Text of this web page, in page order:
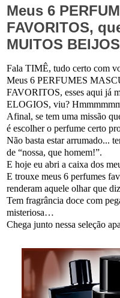
Meus 6
FAVORITOS,
MUITOS
Fala TIMÊ, tudo certo com
Meus 6 PERFUMES
FAVORITOS, esses aqui já
ELOGIOS, viu?
Afinal, se tem uma missão
é escolher o perfume certo
Não basta estar arrumado...
de “nossa, que homem!”.
E hoje eu abri a caixa dos
E trouxe meus 6 perfumes
renderam aquele olhar que
Tem fragrância doce com
misteriosa…
Chega junto nessa seleção